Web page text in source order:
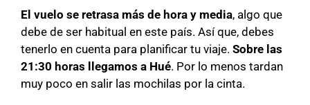
El vuelo se retrasa más de hora y media, algo que
debe de ser habitual en este país. Así que, debes
tenerlo en cuenta para planificar tu viaje. Sobre las
21:30 horas llegamos a Hué. Por lo menos tardan
muy poco en salir las mochilas por la cinta.